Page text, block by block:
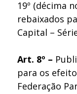
19º (décima
rebaixados
Capital –
Art. 8º –
para os
Federação